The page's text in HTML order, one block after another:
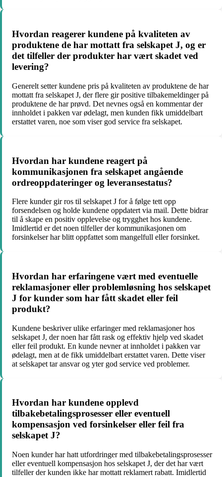
Hvordan reagerer kundene på kvaliteten av
produktene de har mottatt fra selskapet J, og er
det tilfeller der produkter har vært skadet ved
levering?
Generelt setter kundene pris på kvaliteten av produktene de har
mottatt fra selskapet J, der flere gir positive tilbakemeldinger på
produktene de har prøvd. Det nevnes også en kommentar der
innholdet i pakken var ødelagt, men kunden fikk umiddelbart
erstattet varen, noe som viser god service fra selskapet.
Hvordan har kundene reagert på
kommunikasjonen fra selskapet angående
ordreoppdateringer og leveransestatus?
Flere kunder gir ros til selskapet J for å følge tett opp
forsendelsen og holde kundene oppdatert via mail. Dette bidrar
til å skape en positiv opplevelse og trygghet hos kundene.
Imidlertid er det noen tilfeller der kommunikasjonen om
forsinkelser har blitt oppfattet som mangelfull eller forsinket.
Hvordan har erfaringene vært med eventuelle
reklamasjoner eller problemløsning hos selskapet
J for kunder som har fått skadet eller feil
produkt?
Kundene beskriver ulike erfaringer med reklamasjoner hos
selskapet J, der noen har fått rask og effektiv hjelp ved skadet
eller feil produkt. En kunde nevner at innholdet i pakken var
ødelagt, men at de fikk umiddelbart erstattet varen. Dette viser
at selskapet tar ansvar og yter god service ved problemer.
Hvordan har kundene opplevd
tilbakebetalingsprosesser eller eventuell
kompensasjon ved forsinkelser eller feil fra
selskapet J?
Noen kunder har hatt utfordringer med tilbakebetalingsprosesser
eller eventuell kompensasjon hos selskapet J, der det har vært
tilfeller der kunden ikke har mottatt reklamert rabatt. Imidlertid